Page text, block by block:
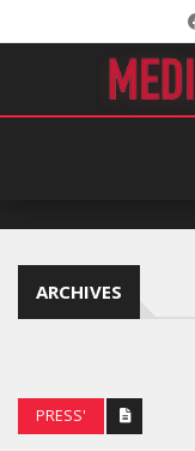
ARCHIVES
PRESS'